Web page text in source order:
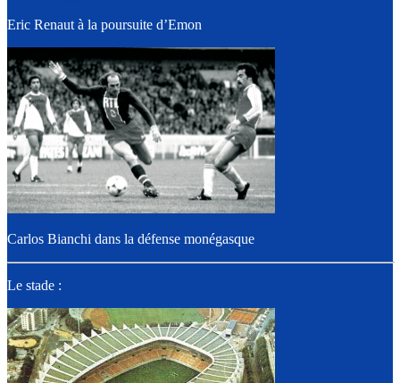
Eric Renaut à la poursuite d’Emon
Carlos Bianchi dans la défense monégasque
Le stade :